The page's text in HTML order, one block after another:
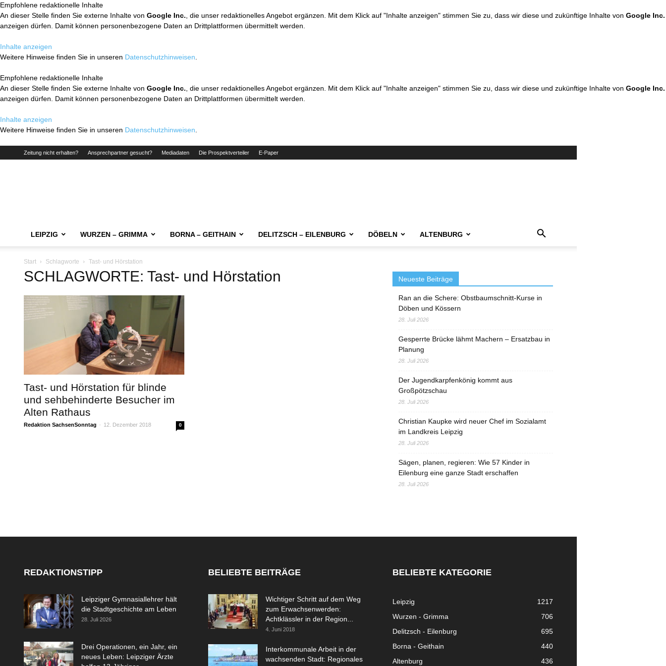
Empfohlene redaktionelle Inhalte
An dieser Stelle finden Sie externe Inhalte von Google Inc. , die unser redaktionelles Angebot ergänzen. Mit dem Klick auf "Inhalte anzeigen" stimmen Sie zu, dass wir diese und zukünftige Inhalte von Google Inc.
anzeigen dürfen. Damit können personenbezogene Daten an Drittplattformen übermittelt werden.
Inhalte anzeigen
Weitere Hinweise finden Sie in unseren Datenschutzhinweisen
Empfohlene redaktionelle Inhalte
An dieser Stelle finden Sie externe Inhalte von Google Inc. , die unser redaktionelles Angebot ergänzen. Mit dem Klick auf "Inhalte anzeigen" stimmen Sie zu, dass wir diese und zukünftige Inhalte von Google Inc.
anzeigen dürfen. Damit können personenbezogene Daten an Drittplattformen übermittelt werden.
Inhalte anzeigen
Weitere Hinweise finden Sie in unseren Datenschutzhinweisen
Zeitung nicht erhalten? Ansprechpartner gesucht? Mediadaten Die Prospektverteiler E-Paper
LEIPZIG WURZEN – GRIMMA BORNA – GEITHAIN DELITZSCH – EILENBURG DÖBELN ALTENBURG
Start Schlagworte Tast- und Hörstation
SCHLAGWORTE: Tast- und Hörstation
Tast- und Hörstation für blinde
und sehbehinderte Besucher im
Alten Rathaus
Redaktion SachsenSonntag - 12. Dezember 2018 0
Neueste Beiträge
Ran an die Schere: Obstbaumschnitt-Kurse in
Döben und Kössern
28. Juli 2026
Gesperrte Brücke lähmt Machern – Ersatzbau in
Planung
28. Juli 2026
Der Jugendkarpfenkönig kommt aus
Großpötzschau
28. Juli 2026
Christian Kaupke wird neuer Chef im Sozialamt
im Landkreis Leipzig
28. Juli 2026
Sägen, planen, regieren: Wie 57 Kinder in
Eilenburg eine ganze Stadt erschaffen
28. Juli 2026
REDAKTIONSTIPP
Leipziger Gymnasiallehrer hält
die Stadtgeschichte am Leben
28. Juli 2026
Drei Operationen, ein Jahr, ein
neues Leben: Leipziger Ärzte
BELIEBTE BEITRÄGE
Wichtiger Schritt auf dem Weg
zum Erwachsenwerden:
Achtklässler in der Region...
4. Juni 2018
Interkommunale Arbeit in der
wachsenden Stadt: Regionales
BELIEBTE KATEGORIE
Leipzig
1217
Wurzen - Grimma
706
Delitzsch - Eilenburg
695
Borna - Geithain
440
Altenburg
436